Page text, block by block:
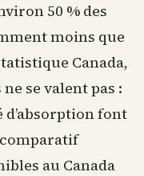
50 % des
moins que
Canada,
se valent pas :
font
au Canada